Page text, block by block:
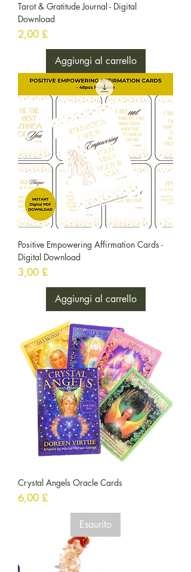
Tarot & Gratitude Journal - Digital
Download
Prezzo
2,00 £
Aggiungi al carrello
Positive Empowering Affirmation Cards -
Digital Download
Prezzo
3,00 £
Aggiungi al carrello
Crystal Angels Oracle Cards
Prezzo
6,00 £
Esaurito